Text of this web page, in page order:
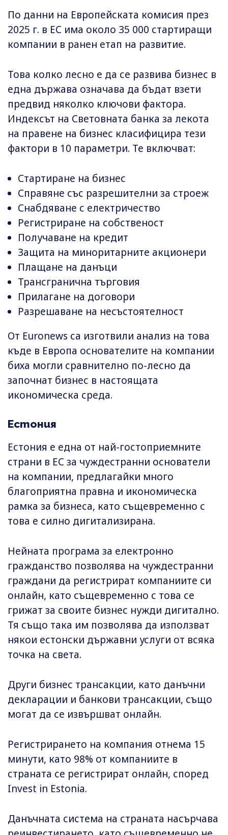
По данни на Европейската комисия през
2025 г. в ЕС има около 35 000 стартиращи
компании в ранен етап на развитие.
Това колко лесно е да се развива бизнес в
една държава означава да бъдат взети
предвид няколко ключови фактора.
Индексът на Световната банка за лекота
на правене на бизнес класифицира тези
фактори в 10 параметри. Те включват:
Стартиране на бизнес
Справяне със разрешителни за строеж
Снабдяване с електричество
Регистриране на собственост
Получаване на кредит
Защита на миноритарните акционери
Плащане на данъци
Трансгранична търговия
Прилагане на договори
Разрешаване на несъстоятелност
От Euronews са изготвили анализ на това
къде в Европа основателите на компании
биха могли сравнително по-лесно да
започнат бизнес в настоящата
икономическа среда.
Естония
Естония е една от най-гостоприемните
страни в ЕС за чуждестранни основатели
на компании, предлагайки много
благоприятна правна и икономическа
рамка за бизнеса, като същевременно с
това е силно дигитализирана.
Нейната програма за електронно
гражданство позволява на чуждестранни
граждани да регистрират компаниите си
онлайн, като същевременно с това се
грижат за своите бизнес нужди дигитално.
Тя също така им позволява да използват
някои естонски държавни услуги от всяка
точка на света.
Други бизнес трансакции, като данъчни
декларации и банкови трансакции, също
могат да се извършват онлайн.
Регистрирането на компания отнема 15
минути, като 98% от компаниите в
страната се регистрират онлайн, според
Invest in Estonia.
Данъчната система на страната насърчава